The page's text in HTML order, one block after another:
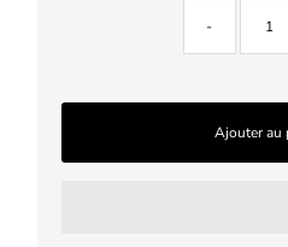
-
Ajouter au